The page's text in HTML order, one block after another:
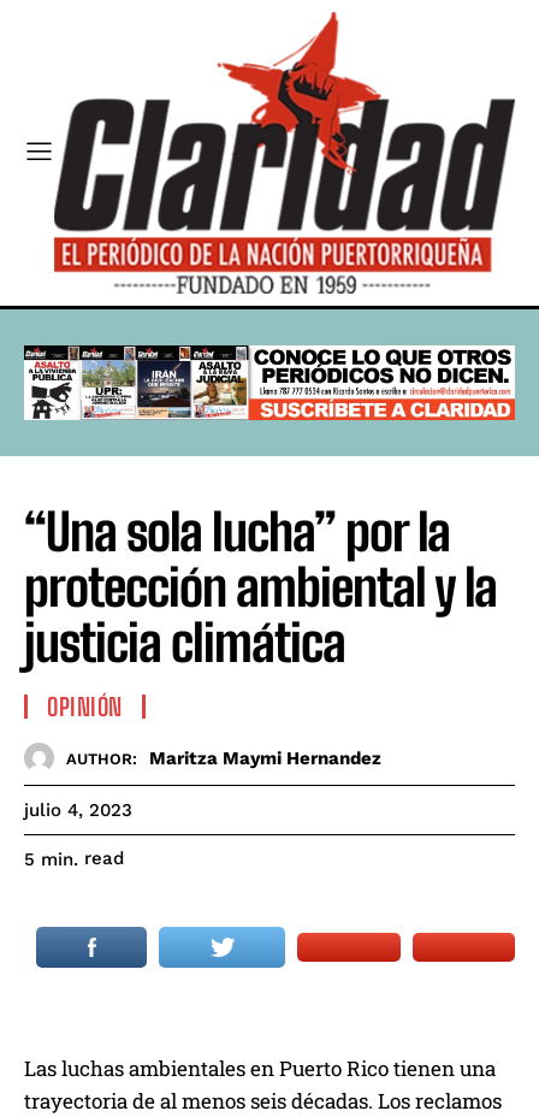
“Una sola lucha” por la
protección ambiental y la
justicia climática
OPINIÓN
AUTHOR: Maritza Maymi Hernandez
julio 4, 2023
5 min. read
Las luchas ambientales en Puerto Rico tienen una
trayectoria de al menos seis décadas. Los reclamos